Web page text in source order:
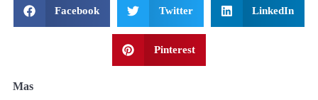
Facebook Twitter LinkedIn
Pinterest
Mas